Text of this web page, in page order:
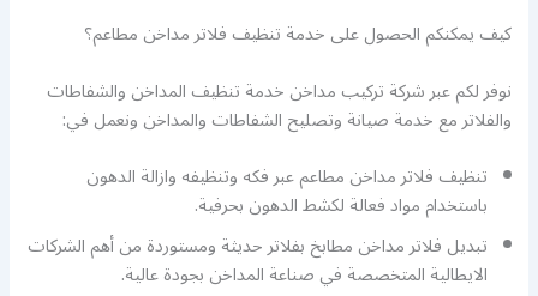
كيف يمكنكم الحصول على خدمة تنظيف فلاتر مداخن مطاعم؟
نوفر لكم عبر شركة تركيب مداخن خدمة تنظيف المداخن والشفاطات
والفلاتر مع خدمة صيانة وتصليح الشفاطات والمداخن ونعمل في:
تنظيف فلاتر مداخن مطاعم عبر فكه وتنظيفه وازالة الدهون
باستخدام مواد فعالة لكشط الدهون بحرفية.
تبديل فلاتر مداخن مطابخ بفلاتر حديثة ومستوردة من أهم الشركات
الايطالية المتخصصة في صناعة المداخن بجودة عالية.